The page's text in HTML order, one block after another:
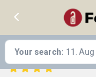
Your search: 11. Aug